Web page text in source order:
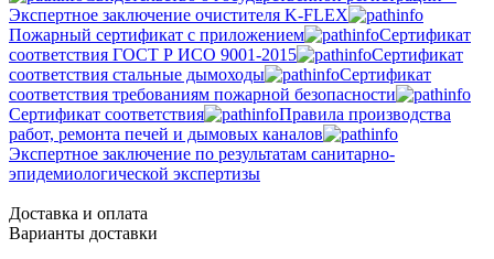
Экспертное заключение очистителя K-FLEX
Пожарный сертификат с приложением
Сертификат
соответствия ГОСТ Р ИСО 9001-2015
Сертификат
соответствия стальные дымоходы
Сертификат
соответствия требованиям пожарной безопасности
Сертификат соответствия
Правила производства
работ, ремонта печей и дымовых каналов
Экспертное заключение по результатам санитарно-
эпидемиологической экспертизы
Доставка и оплата
Варианты доставки